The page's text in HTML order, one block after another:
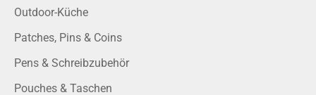
Outdoor-Küche
Patches, Pins & Coins
Pens & Schreibzubehör
Pouches & Taschen